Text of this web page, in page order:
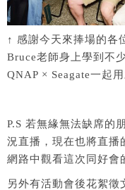
↑ 感謝今天來捧場的各
Bruce老師身上學到不
QNAP × Seagate一起用
P.S 若無緣無法缺席的
況直播，現在也將直播
網路中觀看這次同好會
另外有活動會後花絮